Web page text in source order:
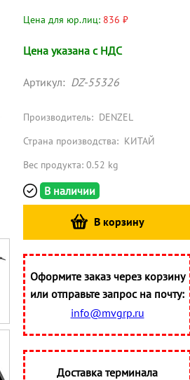
Цена для юр.лиц: 836 ₽
Цена указана с НДС
Артикул: DZ-55326
Производитель: DENZEL
Страна производства: КИТАЙ
Вес продукта: 0.52 kg
В наличии
В корзину
Оформите заказ через корзину
или отправьте запрос на почту:
info@mvgrp.ru
Доставка терминала